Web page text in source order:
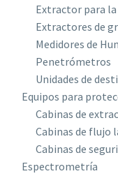
Extractor para
Extractores de
Medidores de
Penetrómetros
Unidades de
Equipos para
Cabinas de
Cabinas de flujo
Cabinas de
Espectrometría